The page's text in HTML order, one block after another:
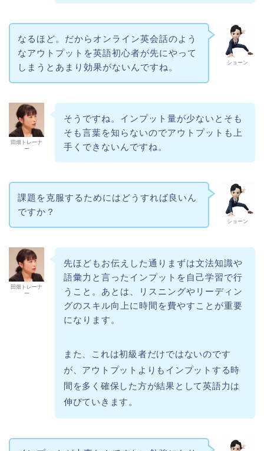
ショーン
なるほど。だからオンライン英会話のよう
なアウトプットを英語初心者が先にやって
しまうとあまり効果がないんですね。
田畑トレーナ
ー
そうですね。インプット量が少ないとそも
そも言葉を知らないのでアウトプットも上
手くできないんですね。
ショーン
課題を克服するためにはどうすれば良いん
ですか？
田畑トレーナ
ー
先ほどもお伝えした通りまずは文法知識や
語彙力と言ったインプットを自己学習で行
うこと。あとは、リスニングやリーディン
グのスキル向上に時間を費やすことが重要
になります。
また、これは初級者だけではないのです
が、アウトプットよりもインプットする時
間を多く確保した方が結果として英語力は
伸びていきます。